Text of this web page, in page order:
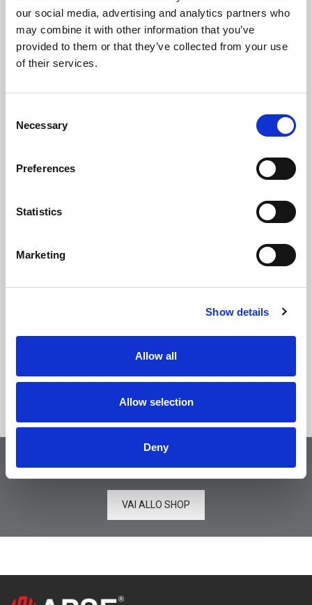
our social media, advertising and analytics partners who
may combine it with other information that you’ve
provided to them or that they’ve collected from your use
of their services.
Selection
Necessary
Preferences
Statistics
Marketing
Show details
Allow all
Allow selection
Deny
DOWNLOAD
SCHEDA TECNICA
COMPILA IL FORM CON I TUOI DATI PER
Accetta informativa dellaPrivacy Policy
Visita il nostro shop online
VAI ALLO SHOP